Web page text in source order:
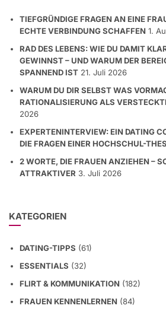
TIEFGRÜNDIGE FRAGEN AN EINE
ECHTE VERBINDUNG SCHAFFEN 1.
RAD DES LEBENS: WIE DU DAMIT
GEWINNST – UND WARUM DER
SPANNEND IST 21. Juli 2026
WARUM DU DIR SELBST WAS
RATIONALISIERUNG ALS
2026
EXPERTENINTERVIEW: EIN DATING
DIE FRAGEN EINER HOCHSCHUL-
2 WORTE, DIE FRAUEN ANZIEHEN –
ATTRAKTIVER 3. Juli 2026
KATEGORIEN
DATING-TIPPS (61)
ESSENTIALS (32)
FLIRT & KOMMUNIKATION (182)
FRAUEN KENNENLERNEN (84)